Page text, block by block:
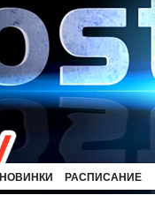
НОВИНКИ РАСПИСАНИЕ